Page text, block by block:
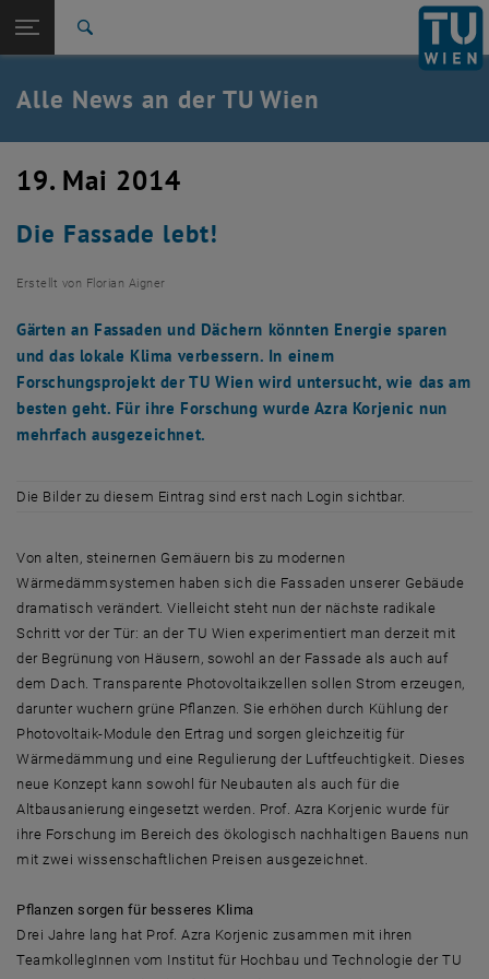
TU Login
Quicklinks
Quicklinks-Menü umschalten
Studium
Karriere
Zurück: Subseiten von TU Wien Startseite auflisten
Zurück zur letzten Ebene:
TU Wien Startseite
Übersicht
Alle News an der TU Wien
19. Mai 2014
Die Fassade lebt!
Erstellt von Florian Aigner
Gärten an Fassaden und Dächern könnten Energie sparen
und das lokale Klima verbessern. In einem
Forschungsprojekt der TU Wien wird untersucht, wie das am
besten geht. Für ihre Forschung wurde Azra Korjenic nun
mehrfach ausgezeichnet.
Die Bilder zu diesem Eintrag sind erst nach Login sichtbar.
Von alten, steinernen Gemäuern bis zu modernen
Wärmedämmsystemen haben sich die Fassaden unserer Gebäude
dramatisch verändert. Vielleicht steht nun der nächste radikale
Schritt vor der Tür: an der TU Wien experimentiert man derzeit mit
der Begrünung von Häusern, sowohl an der Fassade als auch auf
dem Dach. Transparente Photovoltaikzellen sollen Strom erzeugen,
darunter wuchern grüne Pflanzen. Sie erhöhen durch Kühlung der
Photovoltaik-Module den Ertrag und sorgen gleichzeitig für
Wärmedämmung und eine Regulierung der Luftfeuchtigkeit. Dieses
neue Konzept kann sowohl für Neubauten als auch für die
Altbausanierung eingesetzt werden. Prof. Azra Korjenic wurde für
ihre Forschung im Bereich des ökologisch nachhaltigen Bauens nun
mit zwei wissenschaftlichen Preisen ausgezeichnet.
Pflanzen sorgen für besseres Klima
Drei Jahre lang hat Prof. Azra Korjenic zusammen mit ihren
TeamkollegInnen vom Institut für Hochbau und Technologie der TU